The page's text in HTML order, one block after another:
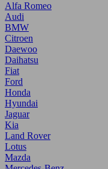
Alfa Romeo
Audi
BMW
Citroen
Daewoo
Daihatsu
Fiat
Ford
Honda
Hyundai
Jaguar
Kia
Land Rover
Lotus
Mazda